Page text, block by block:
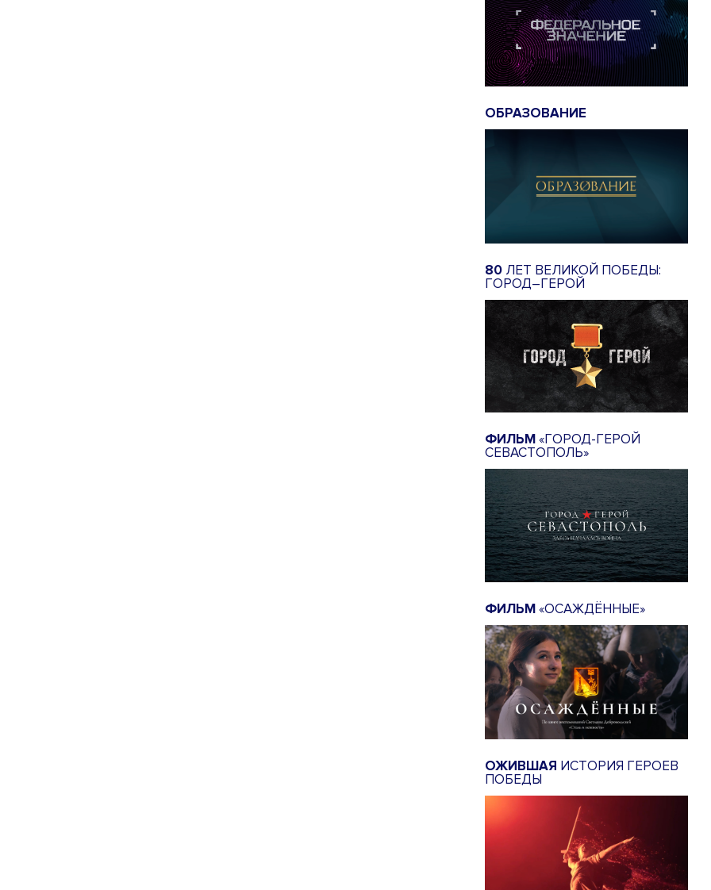
ОБРАЗОВАНИЕ
80 ЛЕТ ВЕЛИКОЙ ПОБЕДЫ:
ГОРОД–ГЕРОЙ
ФИЛЬМ«ГОРОД-ГЕРОЙ
СЕВАСТОПОЛЬ»
ФИЛЬМ«ОСАЖДЁННЫЕ»
ОЖИВШАЯ ИСТОРИЯ ГЕРОЕВ
ПОБЕДЫ